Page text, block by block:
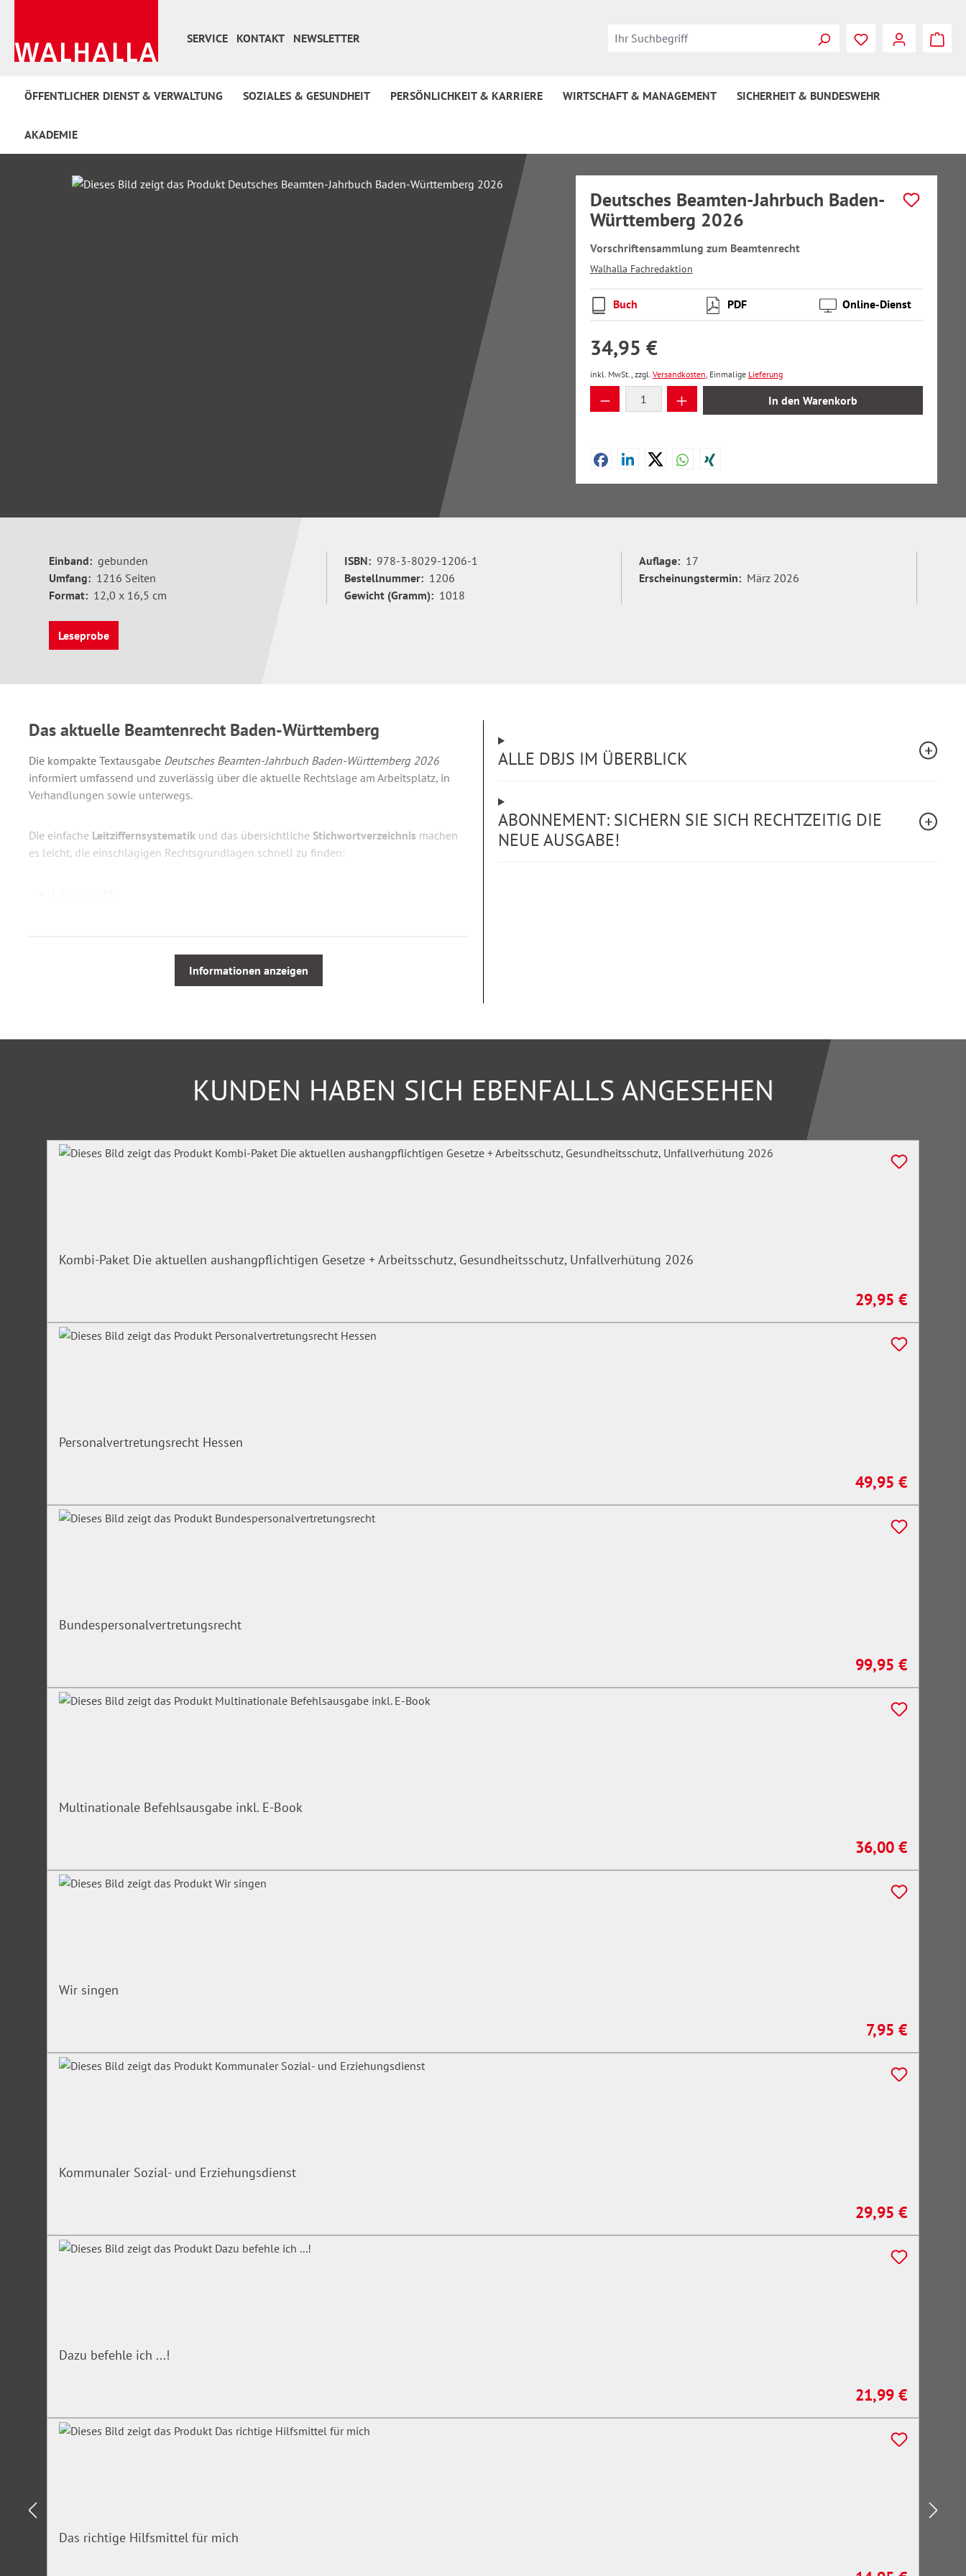
SERVICE
KONTAKT NEWSLETTER
ÖFFENTLICHER DIENST & VERWALTUNG SOZIALES & GESUNDHEIT PERSÖNLICHKEIT & KARRIERE WIRTSCHAFT & MANAGEMENT SICHERHEIT & BUNDESWEHR
AKADEMIE
Bildergalerie überspringen
Deutsches Beamten-Jahrbuch Baden-
Württemberg 2026
Vorschriftensammlung zum Beamtenrecht
Walhalla Fachredaktion
Buch PDF Online-Dienst
34,95 €
inkl. MwSt., zzgl. Versandkosten, Einmalige Lieferung
Produkt Anzahl: Gib den gewünschten Wert ein
In den Warenkorb
Einband: gebunden
Umfang: 1216 Seiten
Format: 12,0 x 16,5 cm
ISBN: 978-3-8029-1206-1
Bestellnummer: 1206
Gewicht (Gramm): 1018
Auflage: 17
Erscheinungstermin: März 2026
Leseprobe
Das aktuelle Beamtenrecht Baden-Württemberg
Die kompakte Textausgabe Deutsches Beamten-Jahrbuch Baden-Württemberg 2026
informiert umfassend und zuverlässig über die aktuelle Rechtslage am Arbeitsplatz, in
Verhandlungen sowie unterwegs.
Die einfache Leitziffernsystematik und das übersichtliche Stichwortverzeichnis machen
es leicht, die einschlägigen Rechtsgrundlagen schnell zu finden:
VI Reise- und Umzugskosten, Trennungsgeld
Das handliche Nachschlagewerk für Beamtinnen und Beamte, Anwärterinnen und
Jetzt mit 3-monatigen Testzugang zum Online-Dienst:
Informationen anzeigen
ALLE DBJS IM ÜBERBLICK
ABONNEMENT: SICHERN SIE SICH RECHTZEITIG DIE
NEUE AUSGABE!
KUNDEN HABEN SICH EBENFALLS ANGESEHEN
Produktgalerie überspringen
Kombi-Paket Die aktuellen aushangpflichtigen Gesetze + Arbeitsschutz, Gesundheitsschutz, Unfallverhütung 2026
Regulärer Preis:
29,95 €
Personalvertretungsrecht Hessen
Regulärer Preis:
49,95 €
Bundespersonalvertretungsrecht
Regulärer Preis:
99,95 €
Multinationale Befehlsausgabe inkl. E-Book
Regulärer Preis:
36,00 €
Wir singen
Regulärer Preis:
7,95 €
Kommunaler Sozial- und Erziehungsdienst
Regulärer Preis:
29,95 €
Dazu befehle ich ...!
Regulärer Preis:
21,99 €
Das richtige Hilfsmittel für mich